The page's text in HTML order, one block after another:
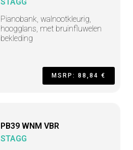
Pianobank, walnootkleurig,
hoogglans, met bruinfluwelen
bekleding
MSRP: 88,84 €
PB39 WNM VBR
STAGG